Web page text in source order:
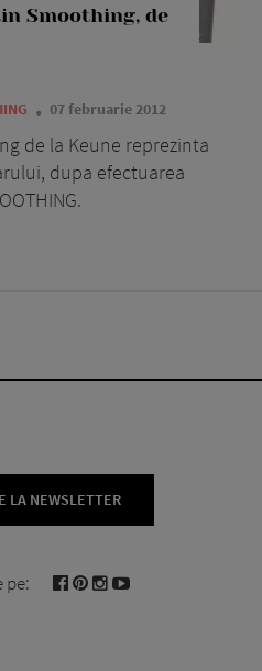
Smoothing, de
07 februarie 2012
de la Keune reprezinta
dupa efectuarea
LA NEWSLETTER
pe: